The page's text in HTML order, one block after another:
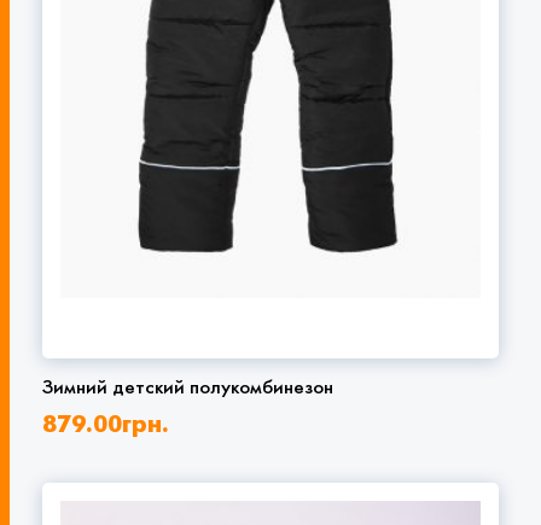
Зимний детский полукомбинезон
879.00грн.